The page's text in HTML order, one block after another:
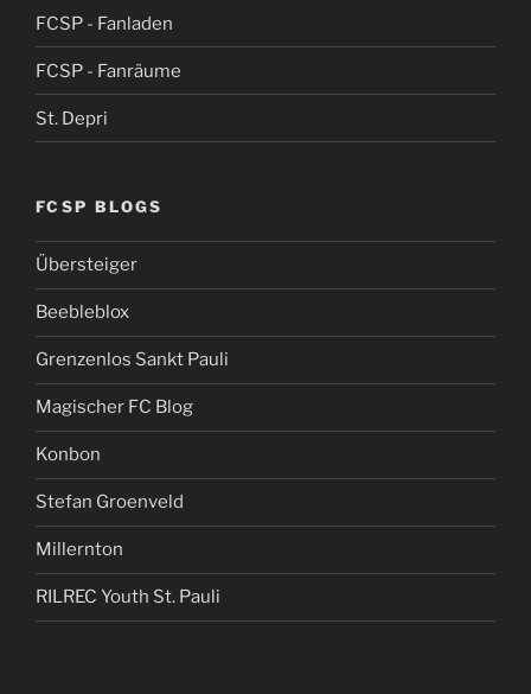
FCSP - Fanladen
FCSP - Fanräume
St. Depri
FCSP BLOGS
Übersteiger
Beebleblox
Grenzenlos Sankt Pauli
Magischer FC Blog
Konbon
Stefan Groenveld
Millernton
RILREC Youth St. Pauli